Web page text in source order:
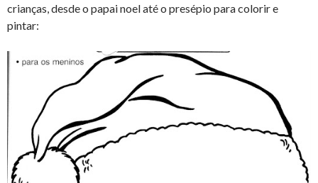
crianças, desde o papai noel até o presépio para colorir e
pintar: